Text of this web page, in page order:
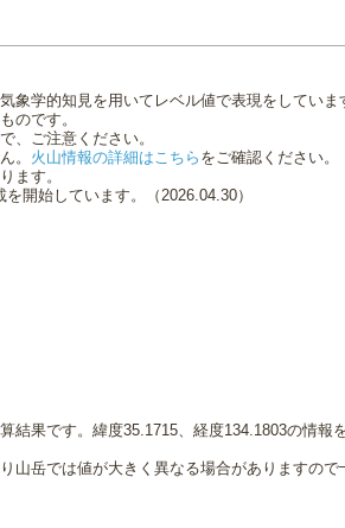
象学的知見を用いてレベル値で表現をしていま
のです。
、ご注意ください。
。 火山情報の詳細はこちら をご確認ください。
ます。
開始しています。（2026.04.30）
果です。緯度35.1715、経度134.1803の情報
山岳では値が大きく異なる場合がありますので